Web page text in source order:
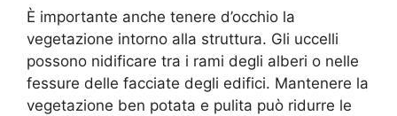
È importante anche tenere d’occhio la
vegetazione intorno alla struttura. Gli uccelli
possono nidificare tra i rami degli alberi o nelle
fessure delle facciate degli edifici. Mantenere la
vegetazione ben potata e pulita può ridurre le